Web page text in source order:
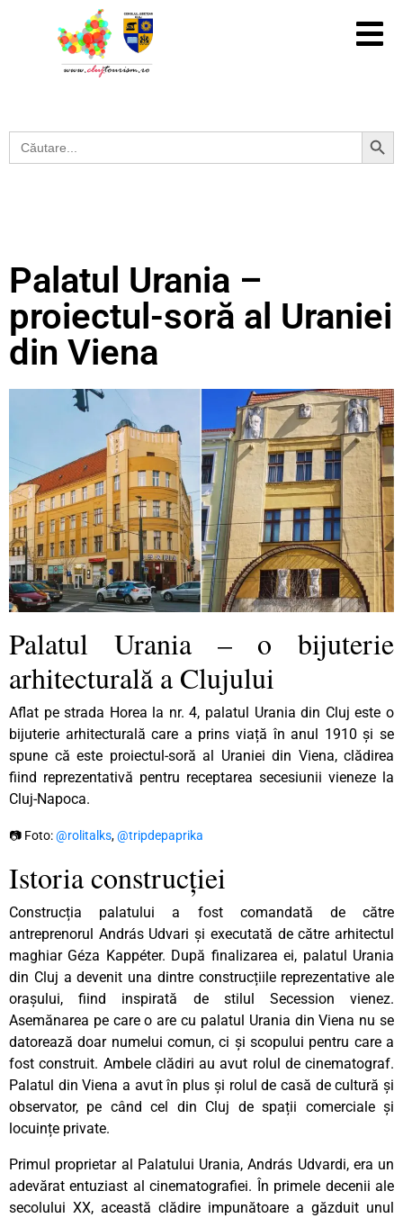
Search
for:
Search Button
Palatul Urania –
proiectul-soră al Uraniei
din Viena
Palatul Urania – o bijuterie
arhitecturală a Clujului
Aflat pe strada Horea la nr. 4, palatul Urania din Cluj este o
bijuterie arhitecturală care a prins viață în anul 1910 și se
spune că este proiectul-soră al Uraniei din Viena, clădirea
fiind reprezentativă pentru receptarea secesiunii vieneze la
Cluj-Napoca.
📷 Foto:@rolitalks,@tripdepaprika
Istoria construcției
Construcția palatului a fost comandată de către
antreprenorul András Udvari și executată de către arhitectul
maghiar Géza Kappéter. După finalizarea ei, palatul Urania
din Cluj a devenit una dintre construcțiile reprezentative ale
orașului, fiind inspirată de stilul Secession vienez.
Asemănarea pe care o are cu palatul Urania din Viena nu se
datorează doar numelui comun, ci și scopului pentru care a
fost construit. Ambele clădiri au avut rolul de cinematograf.
Palatul din Viena a avut în plus și rolul de casă de cultură și
observator, pe când cel din Cluj de spații comerciale și
locuințe private.
Primul proprietar al Palatului Urania, András Udvardi, era un
adevărat entuziast al cinematografiei. În primele decenii ale
secolului XX, această clădire impunătoare a găzduit unul